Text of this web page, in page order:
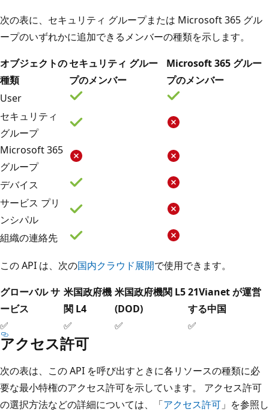
次の表に、セキュリティ グループまたは Microsoft 365 グル
ープのいずれかに追加できるメンバーの種類を示します。
オブジェクトの
種類
セキュリティ グルー
プのメンバー
Microsoft 365 グルー
プのメンバー
User
セキュリティ
グループ
Microsoft 365
グループ
デバイス
サービス プリ
ンシパル
組織の連絡先
この API は、次の国内クラウド展開で使用できます。
グローバル サ
ービス
米国政府機
関 L4
米国政府機関 L5
(DOD)
21Vianet が運営
する中国
✅
✅ ✅ ✅
アクセス許可
次の表は、この API を呼び出すときに各リソースの種類に必
要な最小特権のアクセス許可を示しています。 アクセス許可
の選択方法などの詳細については、「アクセス許可 」を参照し